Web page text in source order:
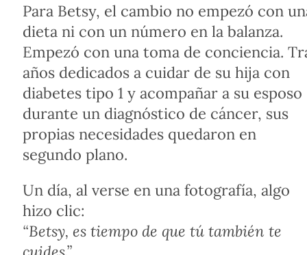
Para Betsy, el cambio no empezó con
dieta ni con un número en la balanza.
Empezó con una toma de conciencia.
años dedicados a cuidar de su hija con
diabetes tipo 1 y acompañar a su esposo
durante un diagnóstico de cáncer, sus
propias necesidades quedaron en
segundo plano.
Un día, al verse en una fotografía, algo
hizo clic:
“Betsy, es tiempo de que tú también te